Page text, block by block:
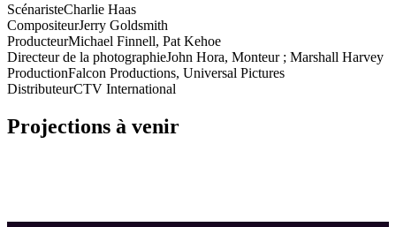
ScénaristeCharlie Haas
CompositeurJerry Goldsmith
ProducteurMichael Finnell, Pat Kehoe
Directeur de la photographieJohn Hora, Monteur ; Marshall Harvey
ProductionFalcon Productions, Universal Pictures
DistributeurCTV International
Projections à venir